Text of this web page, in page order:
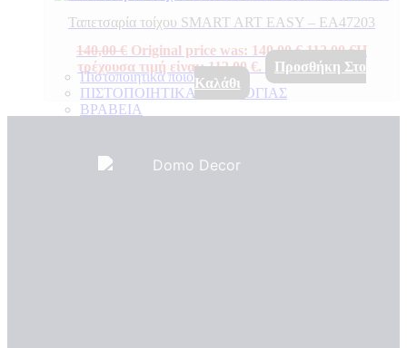
Πιστοποιητικά ποιότητας
ΠΙΣΤΟΠΟΙΗΤΙΚΑ ΟΙΚΟΛΟΓΙΑΣ
ΒΡΑΒΕΙΑ
Ταπετσαρία τοίχου SMART ART EASY – EA47203
140,00€ Original price was: 140,00 €.112,00€Η
τρέχουσα τιμή είναι: 112,00 €.
Προσθήκη Στο
Καλάθι